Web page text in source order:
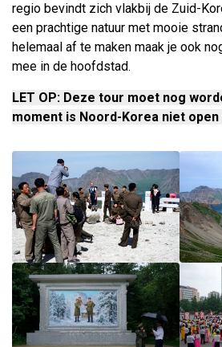
regio bevindt zich vlakbij de Zuid-
een prachtige natuur met mooie
helemaal af te maken maak je ook
mee in de hoofdstad.
LET OP: Deze tour moet nog
moment is Noord-Korea niet